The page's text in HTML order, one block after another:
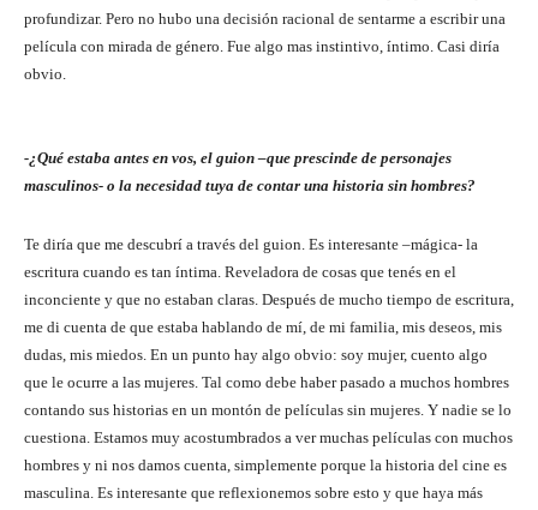
profundizar. Pero no hubo una decisión racional de sentarme a escribir una
película con mirada de género. Fue algo mas instintivo, íntimo. Casi diría
obvio.
-¿Qué estaba antes en vos, el guion –que prescinde de personajes
masculinos- o la necesidad tuya de contar una historia sin hombres?
Te diría que me descubrí a través del guion. Es interesante –mágica- la
escritura cuando es tan íntima. Reveladora de cosas que tenés en el
inconciente y que no estaban claras. Después de mucho tiempo de escritura,
me di cuenta de que estaba hablando de mí, de mi familia, mis deseos, mis
dudas, mis miedos. En un punto hay algo obvio: soy mujer, cuento algo
que le ocurre a las mujeres. Tal como debe haber pasado a muchos hombres
contando sus historias en un montón de películas sin mujeres. Y nadie se lo
cuestiona. Estamos muy acostumbrados a ver muchas películas con muchos
hombres y ni nos damos cuenta, simplemente porque la historia del cine es
masculina. Es interesante que reflexionemos sobre esto y que haya más